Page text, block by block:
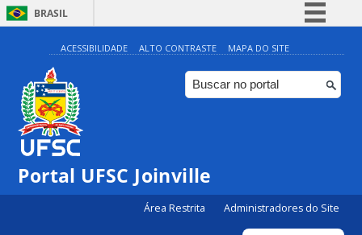
BRASIL
Simplifique!
Comunica BR
Participe
ACESSIBILIDADE ALTO CONTRASTE MAPA DO SITE
Portal UFSC Joinville
Área Restrita Administradores do Site